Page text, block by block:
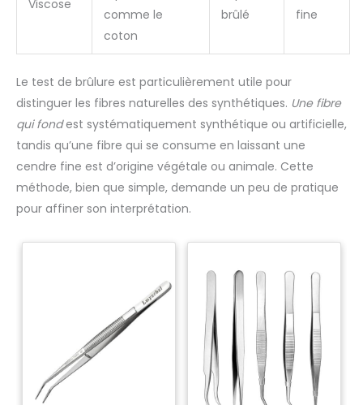
Viscose
comme le
coton
brûlé
fine
Le test de brûlure est particulièrement utile pour
distinguer les fibres naturelles des synthétiques. Une fibre
qui fondest systématiquement synthétique ou artificielle,
tandis qu’une fibre qui se consume en laissant une
cendre fine est d’origine végétale ou animale. Cette
méthode, bien que simple, demande un peu de pratique
pour affiner son interprétation.